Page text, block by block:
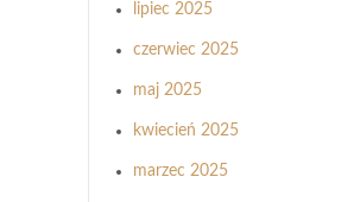
lipiec 2025
czerwiec 2025
maj 2025
kwiecień 2025
marzec 2025